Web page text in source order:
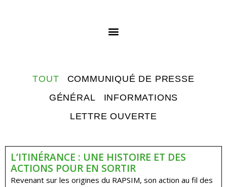
COMMUNIQUÉ DE PRESSE
GÉNÉRAL
INFORMATIONS
LETTRE OUVERTE
TOUT
L’ITINÉRANCE : UNE HISTOIRE ET DES
ACTIONS POUR EN SORTIR
Revenant sur les origines du RAPSIM, son action au fil des